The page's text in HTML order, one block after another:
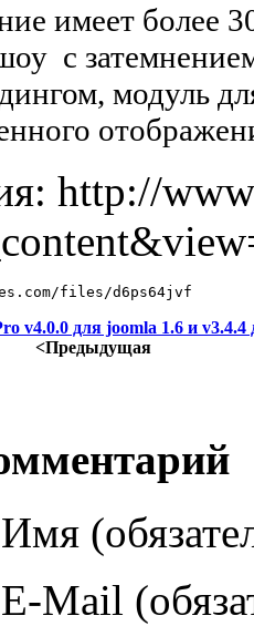
имеет более
с
модуль
http://
files/d6ps64jvf
v4.0.0 для joomla 1.6 и v3.4.4
<Предыдущая
Имя
E-Mail